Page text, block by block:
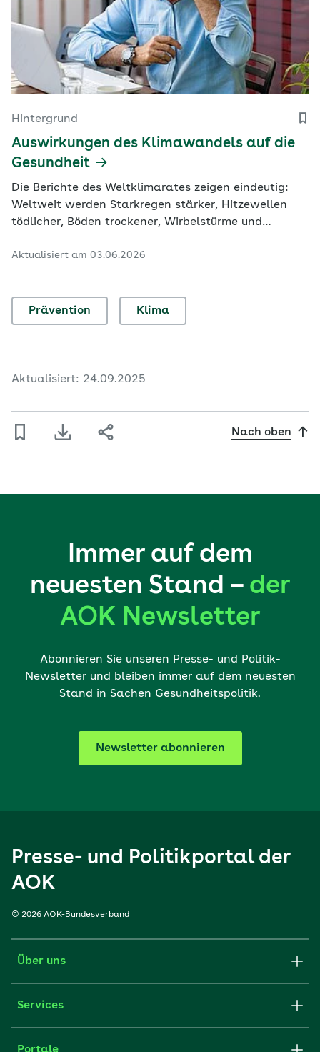
Hintergrund
Auswirkungen des Klimawandels auf die
Gesundheit
Die Berichte des Weltklimarates zeigen eindeutig:
Weltweit werden Starkregen stärker, Hitzewellen
tödlicher, Böden trockener, Wirbelstürme und
Das gefährdet unsere Gesundheit auf vielfältige
Aktualisiert am 03.06.2026
Prävention Klima
Aktualisiert: 24.09.2025
Nach oben
Immer auf dem
neuesten Stand – der
AOK Newsletter
Abonnieren Sie unseren Presse- und Politik-
Newsletter und bleiben immer auf dem neuesten
Stand in Sachen Gesundheitspolitik.
Newsletter abonnieren
Presse- und Politikportal der
AOK
© 2026 AOK-Bundesverband
Über uns
Services